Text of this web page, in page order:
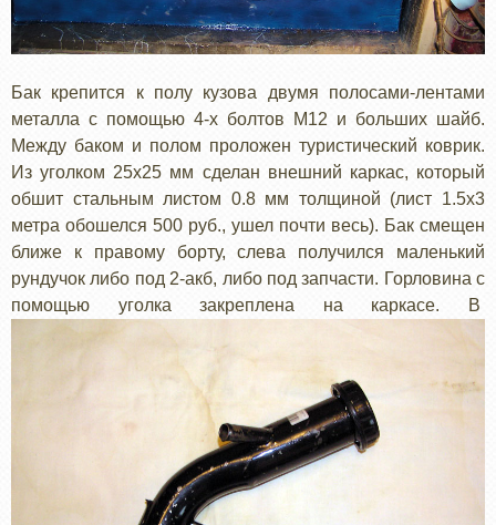
Бак крепится к полу кузова двумя полосами-лентами
металла с помощью 4-х болтов М12 и больших шайб.
Между баком и полом проложен туристический коврик.
Из уголком 25x25 мм сделан внешний каркас, который
обшит стальным листом 0.8 мм толщиной (лист 1.5x3
метра обошелся 500 руб., ушел почти весь). Бак смещен
ближе к правому борту, слева получился маленький
рундучок либо под 2-акб, либо под запчасти. Горловина с
помощью уголка закреплена на каркасе. В